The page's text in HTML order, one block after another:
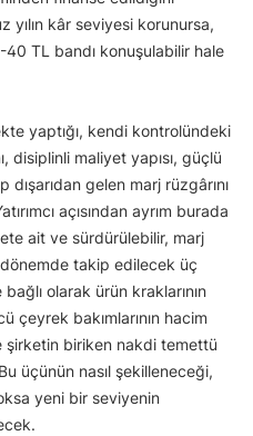
kâr seviyesi korunursa,
40 TL bandı konuşulabilir hale
yaptığı, kendi kontrolündeki
disiplinli maliyet yapısı, güçlü
gelen marj rüzgârını
açısından ayrım burada
ait ve sürdürülebilir, marj
takip edilecek üç
olarak ürün kraklarının
çeyrek bakımlarının hacim
şirketin biriken nakdi temettü
üçünün nasıl şekilleneceği,
yeni bir seviyenin